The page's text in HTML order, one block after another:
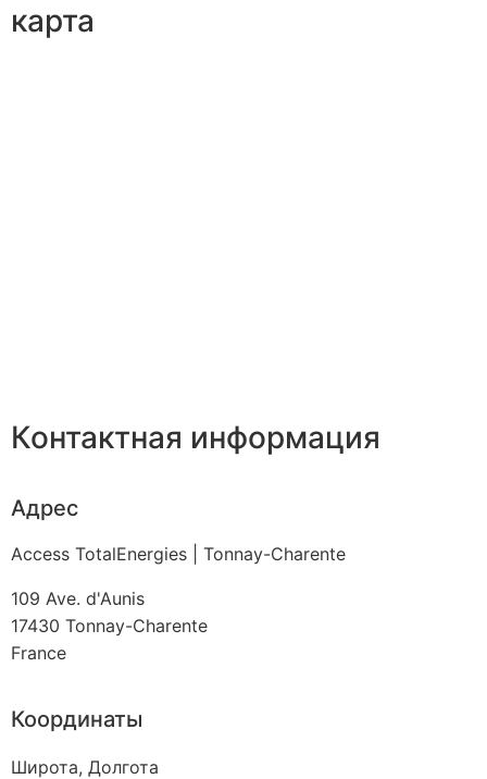
карта
Контактная информация
Адрес
Access TotalEnergies | Tonnay-Charente
109 Ave. d'Aunis
17430 Tonnay-Charente
France
Координаты
Широта, Долгота